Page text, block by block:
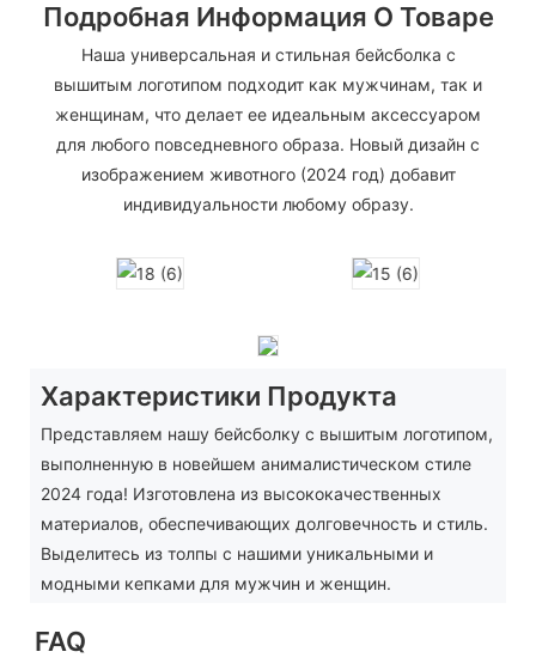
Подробная Информация О Товаре
Наша универсальная и стильная бейсболка с
вышитым логотипом подходит как мужчинам, так и
женщинам, что делает ее идеальным аксессуаром
для любого повседневного образа. Новый дизайн с
изображением животного (2024 год) добавит
индивидуальности любому образу.
Характеристики Продукта
Представляем нашу бейсболку с вышитым логотипом,
выполненную в новейшем анималистическом стиле
2024 года! Изготовлена ​​из высококачественных
материалов, обеспечивающих долговечность и стиль.
Выделитесь из толпы с нашими уникальными и
модными кепками для мужчин и женщин.
FAQ